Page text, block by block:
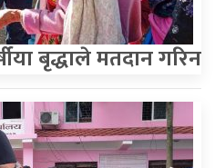
बृद्धाले मतदान गरिन